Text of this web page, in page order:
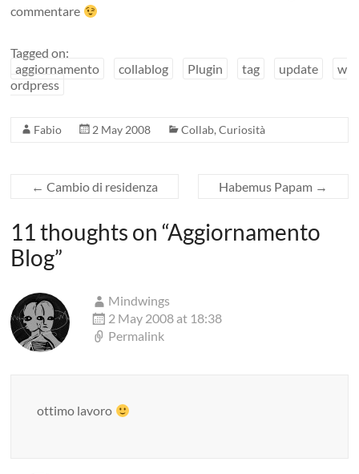
commentare
Tagged on:
aggiornamento
collablog Plugin tag update
w
ordpress
Fabio 2 May 2008 Collab,Curiosità
← Cambio di residenza Habemus Papam →
11 thoughts on “Aggiornamento
Blog”
Mindwings
2 May 2008 at 18:38
Permalink
ottimo lavoro